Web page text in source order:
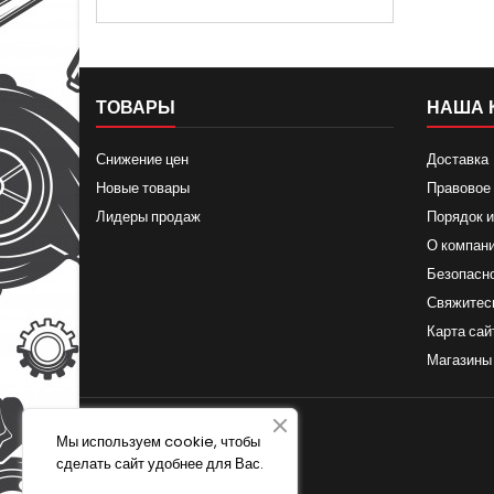
ТОВАРЫ
Снижение цен
Новые товары
Лидеры продаж
НАША
Доставка
Порядок
О
Карта
Магазины
Мы используем cookie, чтобы
сделать сайт удобнее для Вас.